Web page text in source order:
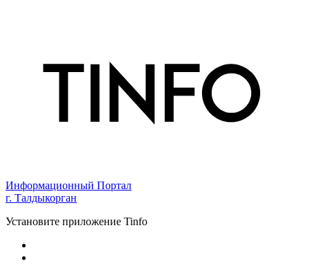
Информационный Портал
г. Талдыкорган
Установите приложение Tinfo